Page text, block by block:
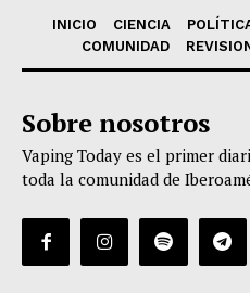
INICIO CIENCIA
COMUNIDAD
Sobre nosotros
Vaping Today es el primer
toda la comunidad de